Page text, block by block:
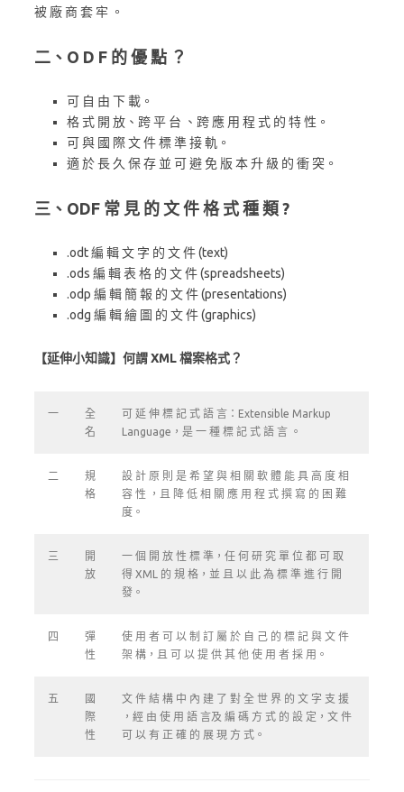
被 廠 商 套 牢 。
二、O D F 的 優 點 ？
可 自 由 下 載。
格 式 開 放、跨 平 台 、跨 應 用 程 式 的 特 性。
可 與 國 際 文 件 標 準 接 軌。
適 於 長 久 保 存 並 可 避 免 版 本 升 級 的 衝 突。
三、ODF 常 見 的 文 件 格 式 種 類 ?
.odt 編 輯 文 字 的 文 件 (text)
.ods 編 輯 表 格 的 文 件 (spreadsheets)
.odp 編 輯 簡 報 的 文 件 (presentations)
.odg 編 輯 繪 圖 的 文 件 (graphics)
【延伸小知識】何謂 XML 檔案格式？
一
全
名
可 延 伸 標 記 式 語 言：Extensible Markup
Language，是 一 種 標 記 式 語 言 。
二
規
格
設 計 原 則 是 希 望 與 相 關 軟 體 能 具 高 度 相
容 性 ，且 降 低 相 關 應 用 程 式 撰 寫 的 困 難
度。
三
開
放
一 個 開 放 性 標 準，任 何 研 究 單 位 都 可 取
得 XML 的 規 格，並 且 以 此 為 標 準 進 行 開
發。
四
彈
性
使 用 者 可 以 制 訂 屬 於 自 己 的 標 記 與 文 件
架 構，且 可 以 提 供 其 他 使 用 者 採 用。
五
國
際
性
文 件 結 構 中 內 建 了 對 全 世 界 的 文 字 支 援
，經 由 使 用 語 言及 編 碼 方 式 的 設 定，文 件
可 以 有 正 確 的 展 現 方 式。